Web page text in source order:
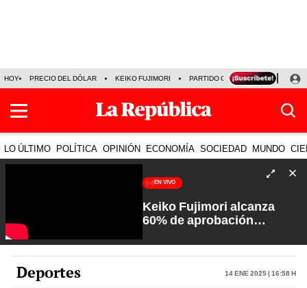
HOY PRECIO DEL DÓLAR KEIKO FUJIMORI PARTIDO OBRAS ARMONÍA 10
LO ÚLTIMO POLÍTICA OPINIÓN ECONOMÍA SOCIEDAD MUNDO
EN VIVO
Keiko Fujimori alcanza
60% de aprobación
Rosa María Palacios
Deportes 14 Ene 2025 | 16:58 h